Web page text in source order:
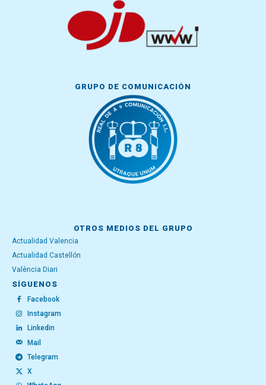
GRUPO DE COMUNICACIÓN
OTROS MEDIOS DEL GRUPO
Actualidad Valencia
Actualidad Castellón
València Diari
SÍGUENOS
Facebook
Instagram
Linkedin
Mail
Telegram
X